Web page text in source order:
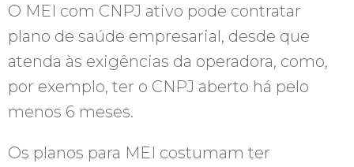
O MEI com CNPJ ativo pode contratar
plano de saúde empresarial, desde que
atenda às exigências da operadora, como,
por exemplo, ter o CNPJ aberto há pelo
menos 6 meses.
Os planos para MEI costumam ter